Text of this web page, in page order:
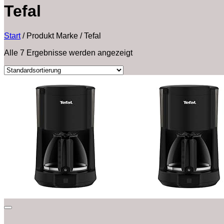
‎Tefal
Start /Produkt Marke /‎Tefal
Alle 7 Ergebnisse werden angezeigt